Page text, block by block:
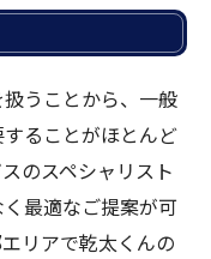
うことから、一般
ることがほとんど
のスペシャリスト
最適なご提案が可
リアで乾太くんの